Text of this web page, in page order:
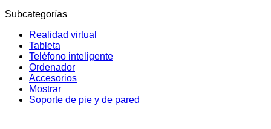
Subcategorías
Realidad virtual
Tableta
Teléfono inteligente
Ordenador
Accesorios
Mostrar
Soporte de pie y de pared